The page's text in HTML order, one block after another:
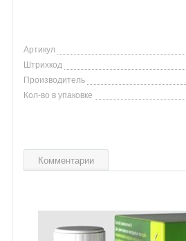
Артикул
Штрихкод
Производитель
Кол-во в упаковке
Комментарии